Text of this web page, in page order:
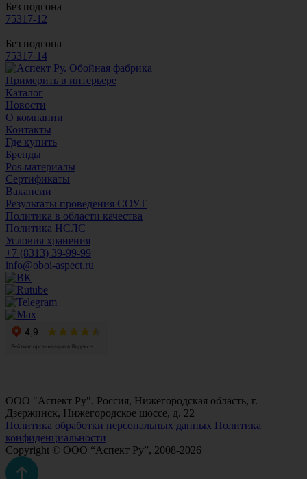
Без подгона
75317-12
Без подгона
75317-14
Примерить в интерьере
Каталог
Новости
О компании
Контакты
Где купить
Бренды
Pos-материалы
Сертификаты
Вакансии
Результаты проведения СОУТ
Политика в области качества
Политика НСЛС
Условия хранения
+7 (8313) 39-99-99
info@oboi-aspect.ru
ООО "Аспект Ру". Россия, Нижегородская область, г.
Дзержинск, Нижегородское шоссе, д. 22
Политика обработки персональных данных Политика
конфиденциальности
Copyright © ООО “Аспект Ру”, 2008-2026